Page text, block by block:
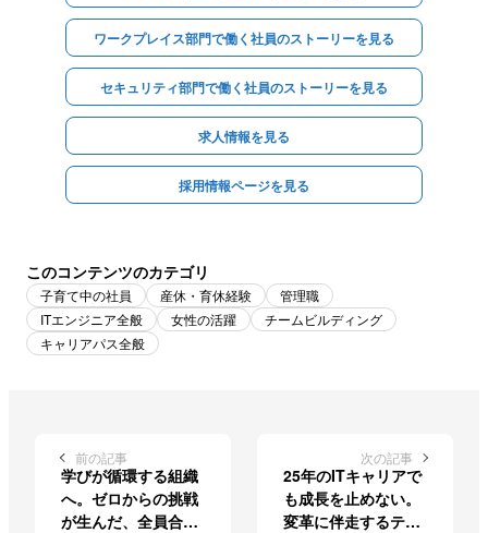
ワークプレイス部門で働く社員のストーリーを見る
セキュリティ部門で働く社員のストーリーを見る
求人情報を見る
採用情報ページを見る
このコンテンツのカテゴリ
子育て中の社員 産休・育休経験
管理職
ITエンジニア全般
女性の活躍
チームビルディング
キャリアパス全般
前の記事
学びが循環する組織
へ。ゼロからの挑戦
が生んだ、全員合格
次の記事
25年のITキャリアで
も成長を止めない。
変革に伴走するテク